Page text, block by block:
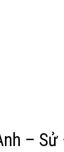
– Sử